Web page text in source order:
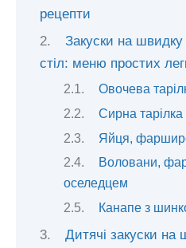
рецепти
Закуски на швидку
стіл: меню простих
Овочева
Сирна тарілка
Яйця,
Воловани,
оселедцем
Канапе з
Дитячі закуски на